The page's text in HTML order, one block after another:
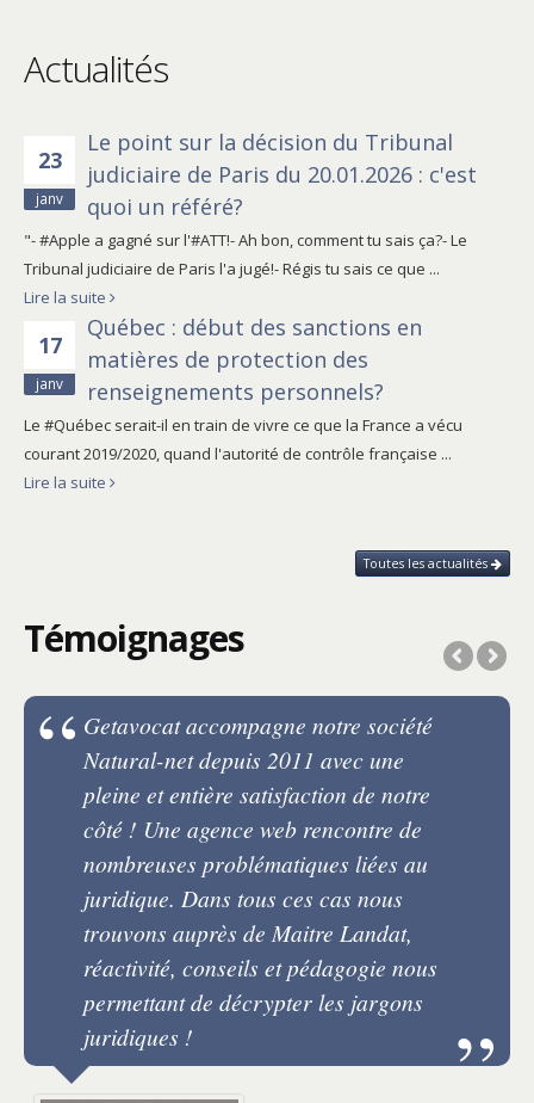
Actualités
23
janv
Le point sur la décision du Tribunal
judiciaire de Paris du 20.01.2026 : c'est
quoi un référé?
"- #Apple a gagné sur l'#ATT!- Ah bon, comment tu sais ça?- Le
Tribunal judiciaire de Paris l'a jugé!- Régis tu sais ce que ...
Lire la suite
17
janv
Québec : début des sanctions en
matières de protection des
renseignements personnels?
Le #Québec serait-il en train de vivre ce que la France a vécu
courant 2019/2020, quand l'autorité de contrôle française ...
Lire la suite
Toutes les actualités
Témoignages
Getavocat accompagne notre société
Natural-net depuis 2011 avec une
pleine et entière satisfaction de notre
côté ! Une agence web rencontre de
nombreuses problématiques liées au
juridique. Dans tous ces cas nous
trouvons auprès de Maitre Landat,
réactivité, conseils et pédagogie nous
permettant de décrypter les jargons
juridiques !